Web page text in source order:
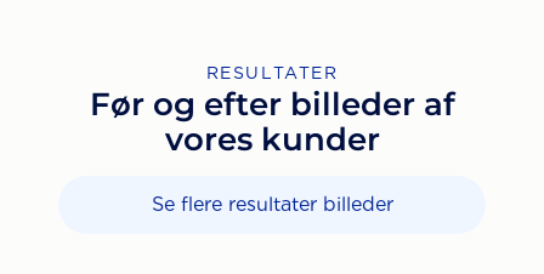
RESULTATER
Før og efter billeder af
vores kunder
Se flere resultater billeder